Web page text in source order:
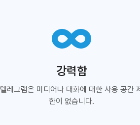
강력함
텔레그램은 미디어나 대화에 대한 사용 공간
한이 없습니다.